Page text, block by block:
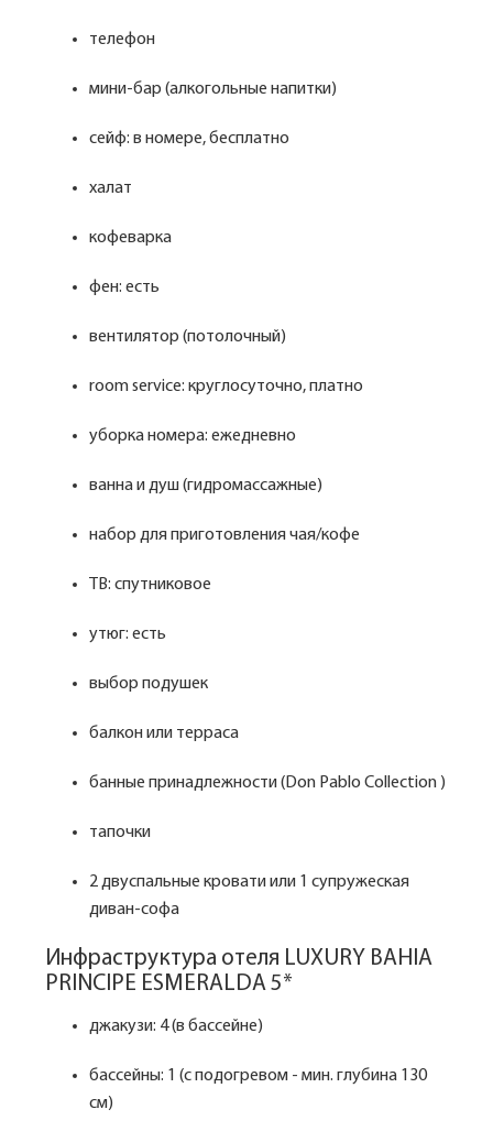
телефон
мини-бар (алкогольные напитки)
сейф: в номере, бесплатно
халат
кофеварка
фен: есть
вентилятор (потолочный)
room service: круглосуточно, платно
уборка номера: ежедневно
ванна и душ (гидромассажные)
набор для приготовления чая/кофе
ТВ: спутниковое
утюг: есть
выбор подушек
балкон или терраса
банные принадлежности (Don Pablo Collection )
тапочки
2 двуспальные кровати или 1 супружеская
диван-софа
Инфраструктура отеля LUXURY BAHIA
PRINCIPE ESMERALDA 5*
джакузи: 4 (в бассейне)
бассейны: 1 (с подогревом - мин. глубина 130
см)